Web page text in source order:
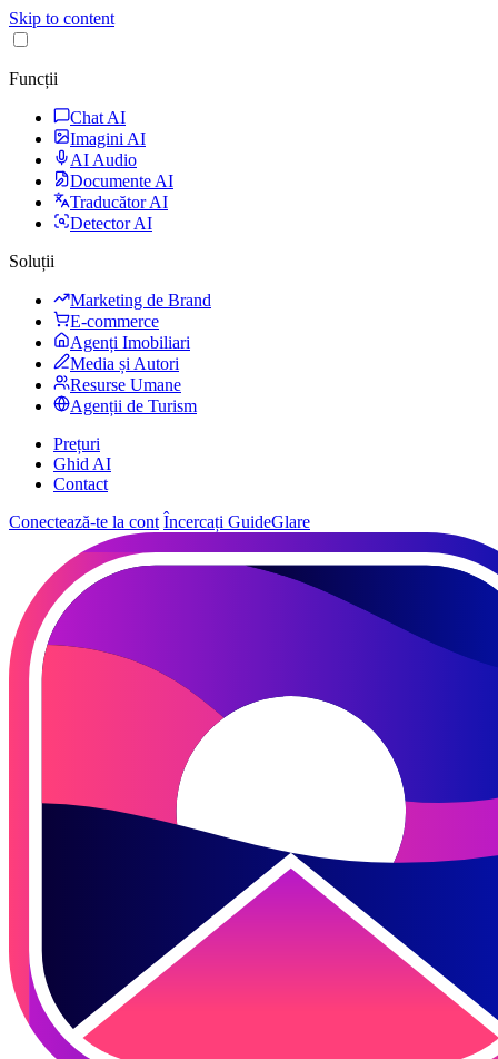
Skip to content
Funcții
Chat AI
Imagini AI
AI Audio
Documente AI
Traducător AI
Detector AI
Soluții
Marketing de Brand
E-commerce
Agenți Imobiliari
Media și Autori
Resurse Umane
Agenții de Turism
Prețuri
Ghid AI
Contact
Conectează-te la cont Încercați GuideGlare